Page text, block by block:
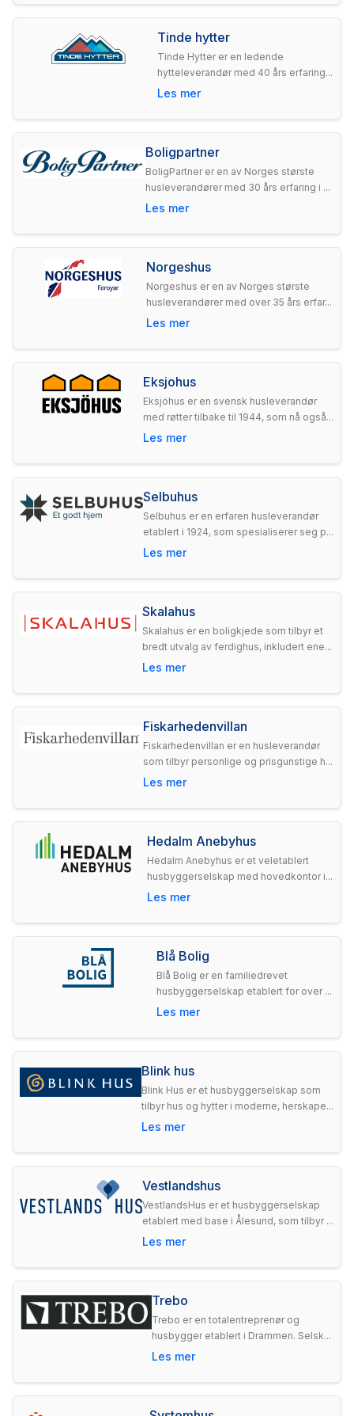
Tinde hytter
Tinde Hytter er en ledende
hytteleverandør med 40 års erfaring...
Les mer
Boligpartner
BoligPartner er en av Norges største
husleverandører med 30 års erfaring i ...
Les mer
Norgeshus
Norgeshus er en av Norges største
husleverandører med over 35 års erfar...
Les mer
Eksjohus
Eksjöhus er en svensk husleverandør
med røtter tilbake til 1944, som nå også...
Les mer
Selbuhus
Selbuhus er en erfaren husleverandør
etablert i 1924, som spesialiserer seg p...
Les mer
Skalahus
Skalahus er en boligkjede som tilbyr et
bredt utvalg av ferdighus, inkludert ene...
Les mer
Fiskarhedenvillan
Fiskarhedenvillan er en husleverandør
som tilbyr personlige og prisgunstige h...
Les mer
Hedalm Anebyhus
Hedalm Anebyhus er et veletablert
husbyggerselskap med hovedkontor i...
Les mer
Blå Bolig
Blå Bolig er en familiedrevet
husbyggerselskap etablert for over ...
Les mer
Blink hus
Blink Hus er et husbyggerselskap som
tilbyr hus og hytter i moderne, herskape...
Les mer
Vestlandshus
VestlandsHus er et husbyggerselskap
etablert med base i Ålesund, som tilbyr ...
Les mer
Trebo
Trebo er en totalentreprenør og
husbygger etablert i Drammen. Selsk...
Les mer